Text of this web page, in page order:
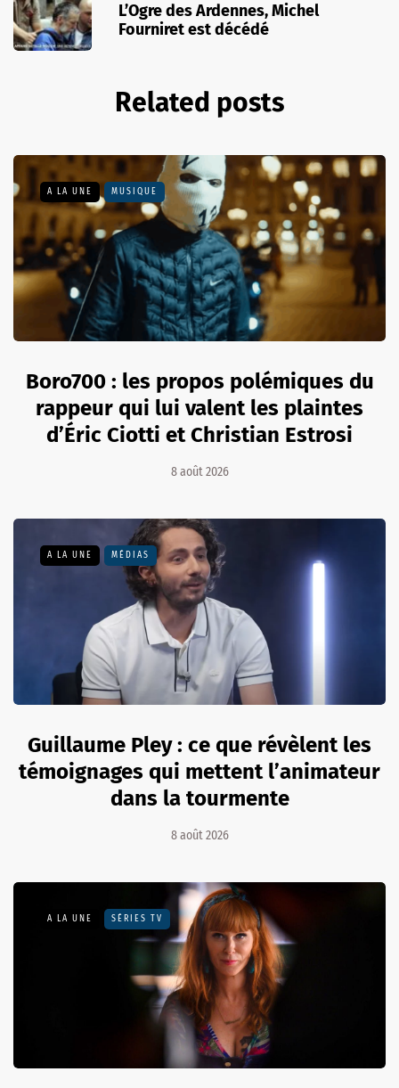
L’Ogre des Ardennes, Michel
Fourniret est décédé
Related posts
A LA UNE MUSIQUE
Boro700 : les propos polémiques du
rappeur qui lui valent les plaintes
d’Éric Ciotti et Christian Estrosi
8 août 2026
A LA UNE MÉDIAS
Guillaume Pley : ce que révèlent les
témoignages qui mettent l’animateur
dans la tourmente
8 août 2026
A LA UNE SÉRIES TV